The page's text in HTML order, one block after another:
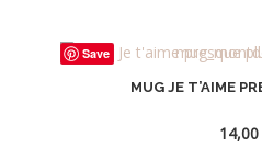
Save
MUG JE T’AIME
14,00